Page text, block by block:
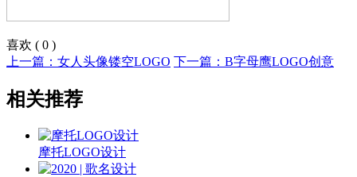
喜欢 ( 0 )
上一篇：女人头像镂空LOGO 下一篇：B字母鹰LOGO创意
相关推荐
摩托LOGO设计